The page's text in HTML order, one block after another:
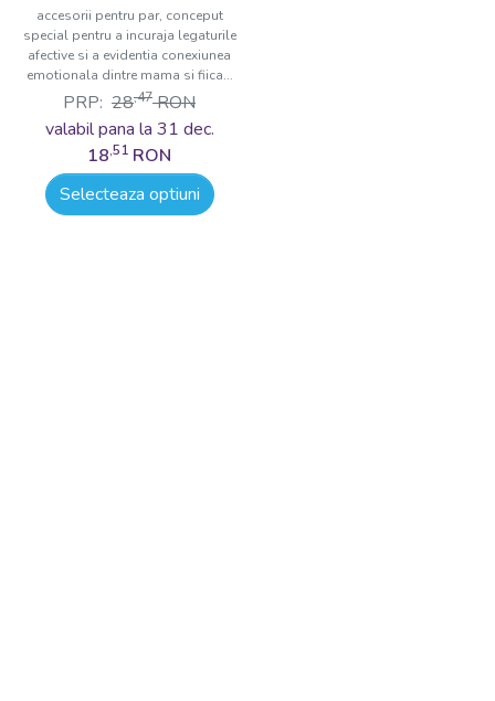
accesorii pentru par, conceput
special pentru a incuraja legaturile
afective si a evidentia conexiunea
emotionala dintre mama si fiica...
PRP: 28,47 RON
valabil pana la 31 dec.
18,51 RON
Selecteaza optiuni